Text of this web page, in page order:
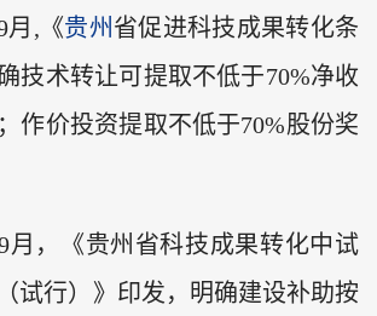
月,《贵州 省促进科技成果转化条
技术转让可提取不低于70%净收
作价投资提取不低于70%股份奖
月，《贵州省科技成果转化中试
试行）》印发，明确建设补助按